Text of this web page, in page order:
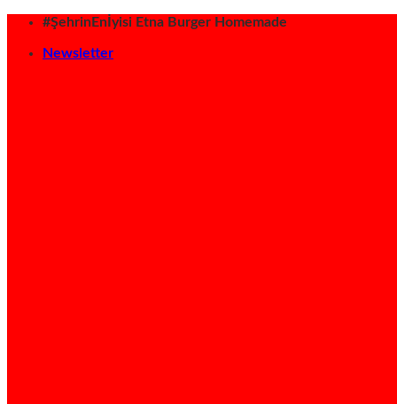
İçeriğe#ŞehrinEnİyisi Etna Burger Homemade
Newsletter